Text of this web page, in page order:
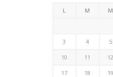
L M M
3 4 5
10 11 12
17 18 19